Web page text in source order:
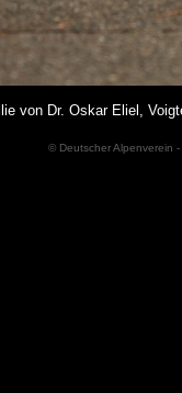
von Dr. Oskar Eliel,
© Deutscher Alpenverein